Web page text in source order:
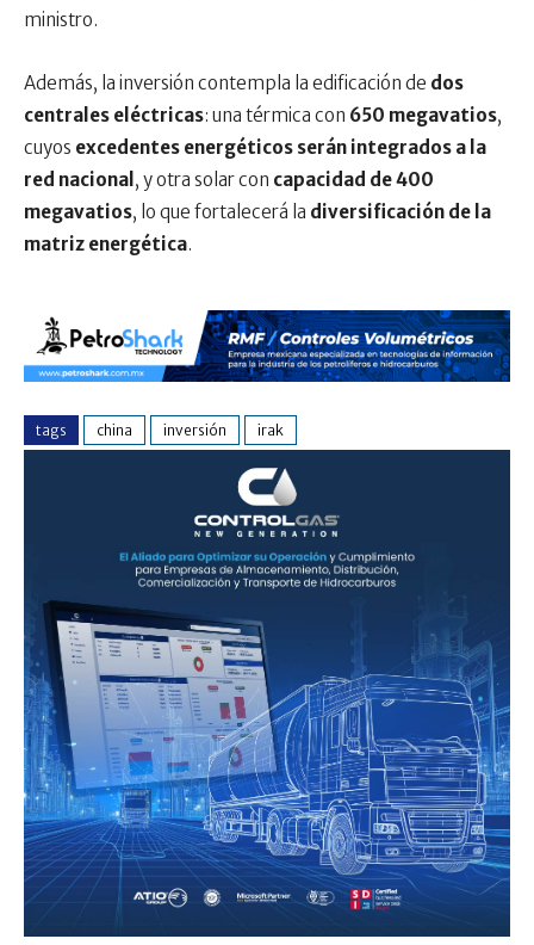
ministro.
Además, la inversión contempla la edificación de dos
centrales eléctricas: una térmica con 650 megavatios,
cuyos excedentes energéticos serán integrados a la
red nacional , y otra solar con capacidad de 400
megavatios, lo que fortalecerá la diversificación de la
matriz energética.
tags china inversión irak